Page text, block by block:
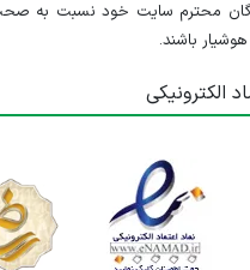
محترم سایت خود نسبت به
باشند.
الکترونیکی